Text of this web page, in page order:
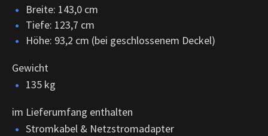
Breite: 143,0 cm
Tiefe: 123,7 cm
Höhe: 93,2 cm (bei geschlossenem Deckel)
Gewicht
135 kg
im Lieferumfang enthalten
Stromkabel & Netzstromadapter